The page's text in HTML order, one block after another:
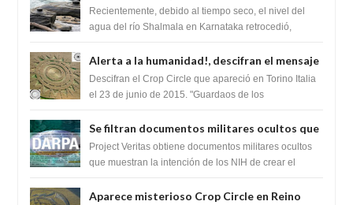
impresionante hallazgo de miles de Shiva
Lingas
Recientemente, debido al tiempo seco, el nivel del
agua del río Shalmala en Karnataka retrocedió,
Alerta a la humanidad!, descifran el mensaje
del Crop Circle de Torino ,Italia
Descifran el Crop Circle que apareció en Torino Italia
el 23 de junio de 2015. "Guardaos de los
Se filtran documentos militares ocultos que
muestran la intención de los NIH de crear el
SARS-CoV-2, utilizando la investigación de
Project Veritas obtiene documentos militares ocultos
que muestran la intención de los NIH de crear el
Aparece misterioso Crop Circle en Reino